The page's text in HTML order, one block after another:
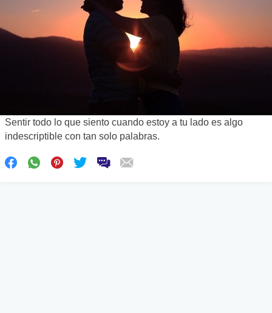
Sentir todo lo que siento cuando estoy a tu lado es algo
indescriptible con tan solo palabras.